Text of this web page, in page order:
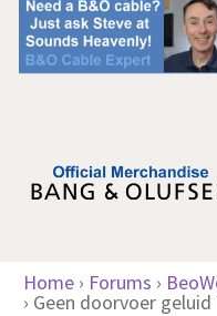
Home › Forums ›
› Geen doorvoer